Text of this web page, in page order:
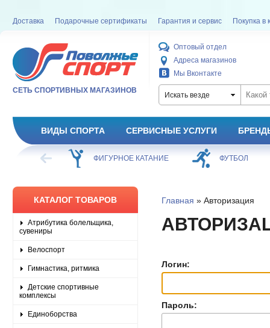
Доставка Подарочные сертификаты Гарантия и сервис Покупка в
СЕТЬ СПОРТИВНЫХ МАГАЗИНОВ
Оптовый отдел
Адреса магазинов
Мы Вконтакте
Искать везде
ВИДЫ СПОРТА СЕРВИСНЫЕ УСЛУГИ
ХОККЕЙ ФИГУРНОЕ КАТАНИЕ ФУТБОЛ
КАТАЛОГ ТОВАРОВ
Атрибутика болельщика,
сувениры
Велоспорт
Гимнастика, ритмика
Детские спортивные
комплексы
Единоборства
Главная » Авторизация
Логин:
Пароль: